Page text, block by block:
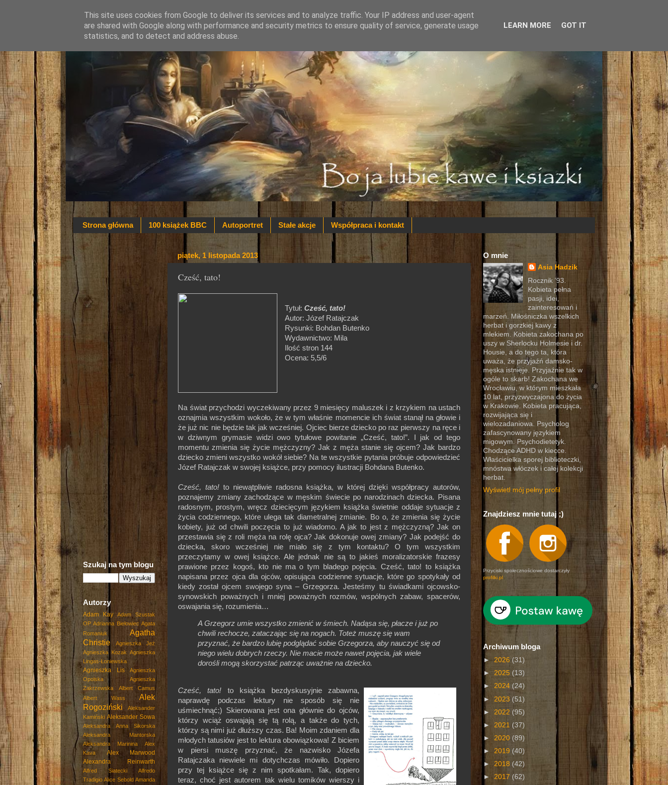
Strona główna 100 książek BBC Autoportret Stałe akcje Współpraca i kontakt
piątek, 1 listopada 2013
Cześć, tato!
Tytuł: Cześć, tato!
Autor: Józef Ratajczak
Rysunki: Bohdan Butenko
Wydawnictwo: Mila
Ilość stron 144
Ocena: 5,5/6
Na świat przychodzi wyczekiwany przez 9 miesięcy maluszek i z krzykiem na ustach
oznajmia wszystkim wokoło, że w tym właśnie momencie ich świat stanął na głowie i
że już nic nie będzie tak jak wcześniej. Ojciec bierze dziecko po raz pierwszy na ręce i
w dziwnym grymasie widzi owo tytułowe powitanie „Cześć, tato!”. I jak od tego
momentu zmienia się życie mężczyzny? Jak z męża stanie się ojcem? Jak bardzo
dziecko zmieni wszystko wokół siebie? Na te wszystkie pytania próbuje odpowiedzieć
Józef Ratajczak w swojej książce, przy pomocy ilustracji Bohdana Butenko.
Cześć, tato! to niewątpliwie radosna książka, w której dzięki współpracy autorów,
poznajemy zmiany zachodzące w męskim świecie po narodzinach dziecka. Pisana
radosnym, prostym, wręcz dziecięcym językiem książka świetnie oddaje sytuacje z
życia codziennego, które ulega tak diametralnej zmianie. Bo o, że zmienia się życie
kobiety, już od chwili poczęcia to już wiadomo. A jak to jest z mężczyzną? Jak on
przestawia się z roli męża na rolę ojca? Jak dokonuje owej zmiany? Jak podejść do
dziecka, skoro wcześniej nie miało się z tym kontaktu? O tym wszystkim
przeczytamy w owej książce. Ale jednak nie są to jakieś moralizatorskie frazesy
prawione przez kogoś, kto nie ma o tym bladego pojęcia. Cześć, tato! to książka
napisana przez ojca dla ojców, opisująca codzienne sytuacje, które go spotykały od
kiedy został ojcem swojego syna – Grzegorza. Jesteśmy tu świadkami ojcowsko-
synowskich poważnych i mniej poważnych rozmów, wspólnych zabaw, spacerów,
oswajania się, rozumienia…
A Grzegorz umie wszystko zmienić w śmiech. Nadąsa się, płacze i już po
chwili rechocze, zataczając się na nogach. Toteż muszę się wam
przyznać, że bardzo lubię podglądać sobie Grzegorza, aby nauczyć się od
niego wielu dobrych rzeczy. Nie macie może nawet pojęcia, jak wiele
dorośli mogą skorzystać patrząc uważnie na dziecko.
Cześć, tato! to książka bezdyskusyjnie zabawna,
naprawdę podczas lektury nie sposób się nie
uśmiechnąć;) Skierowana jest ona głównie do ojców,
którzy wciąż oswajają się tą rolą, a także do tych,
którzy są nimi już dłuższy czas. Ba! Moim zdaniem dla
młodych tatusiów jest to lektura obowiązkowa! Z biciem
w piersi muszę przyznać, że nazwisko Józefa
Ratajczaka niewiele mi dotychczas mówiło. Dopiero
przy tej książce się z nim spotkałam. Tak, dopiero
teraz, choć jest autorem tak wielu tomików wierszy i
Szukaj na tym blogu
Autorzy
Adam Kay
Adam Szustak
OP Adrianna Biełowiec Agata
Romaniuk
Agatha
Christie
Agnieszka Jeż
Agnieszka Kozak Agnieszka
Lingas-Łoniewska
Agnieszka Lis
Agnieszka
Opolska
Agnieszka
Zakrzewska
Albert Camus
Albert Wass
Alek
Rogoziński
Aleksander
Kamiński Aleksander Sowa
Aleksandra Anna Sikorska
Aleksandra Mantorska
Aleksandra Marinina
Alex
Kava
Alex Marwood
Alexandra Reinwarth
Alfred Siatecki
Alfredo
Tradigio Alice Sebold Amanda
O mnie
Asia Hadzik
Rocznik '93.
Kobieta pełna
pasji, idei,
zainteresowań i
marzeń. Miłośniczka wszelkich
herbat i gorzkiej kawy z
mlekiem. Kobieta zakochana po
uszy w Sherlocku Holmesie i dr.
Housie, a do tego ta, która
uważa, że przyjaźń damsko-
męska istnieje. Przyjaźnie tak w
ogóle to skarb! Zakochana we
Wrocławiu, w którym mieszkała
10 lat, przyzwyczajona do życia
w Krakowie. Kobieta pracująca,
rozwijająca się i
wielozadaniowa. Psycholog
zafascynowany językiem
migowym. Psychodietetyk.
Chodzące ADHD w kiecce.
Właścicielka sporej biblioteczki,
mnóstwa włóczek i całej kolekcji
herbat.
Wyświetl mój pełny profil
Znajdziesz mnie tutaj ;)
Przyciski społecznościowe dostarczyły
profilki.pl
Archiwum bloga
► 2026 (31)
► 2025 (13)
► 2024 (24)
► 2023 (51)
► 2022 (95)
► 2021 (37)
► 2020 (89)
► 2019 (40)
► 2018 (42)
► 2017 (62)
This site uses cookies from Google to deliver its services and to analyze traffic. Your IP address and user-agent
are shared with Google along with performance and security metrics to ensure quality of service, generate usage
statistics, and to detect and address abuse.
LEARN MORE GOT IT